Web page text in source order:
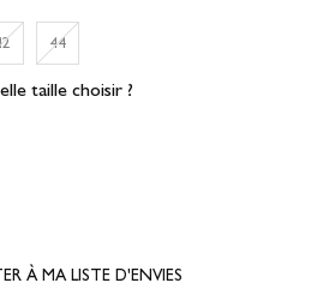
44
taille choisir ?
À MA LISTE D'ENVIES